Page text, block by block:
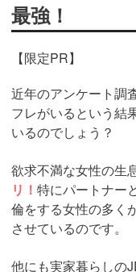
最強！
【限定PR】
近年のアンケート調
フレがいるという結
いるのでしょう？
欲求不満な女性の生
リ！ 特にパートナー
倫をする女性の多く
させているのです。
他にも実家暮らしの